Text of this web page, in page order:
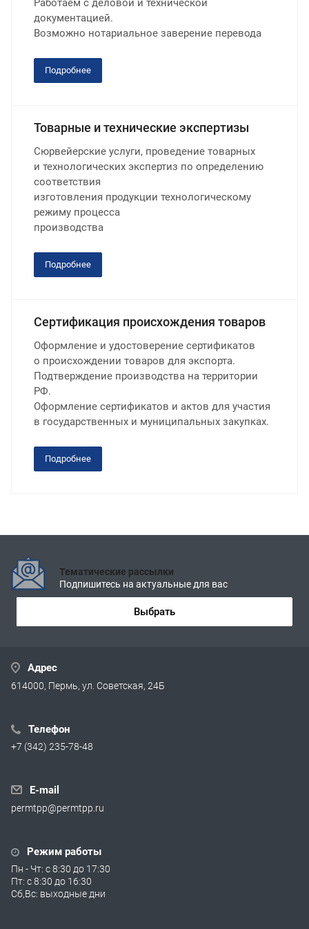
Работаем с деловой и технической
документацией.
Возможно нотариальное заверение перевода
Подробнее
Товарные и технические экспертизы
Сюрвейерские услуги, проведение товарных
и технологических экспертиз по определению
соответствия
изготовления продукции технологическому
режиму процесса
производства
Подробнее
Сертификация происхождения товаров
Оформление и удостоверение сертификатов
о происхождении товаров для экспорта.
Подтверждение производства на территории
РФ.
Оформление сертификатов и актов для участия
в государственных и муниципальных закупках.
Подробнее
Тематические рассылки
Подпишитесь на актуальные для вас
Выбрать
Адрес
614000, Пермь, ул. Советская, 24Б
Телефон
+7 (342) 235-78-48
E-mail
permtpp@permtpp.ru
Режим работы
Пн - Чт: с 8:30 до 17:30
Пт: с 8:30 до 16:30
Сб,Вс: выходные дни